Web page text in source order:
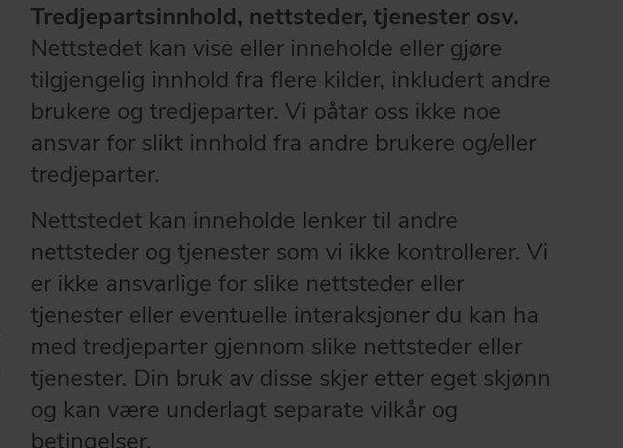
Tredjepartsinnhold, nettsteder, tjenester osv.
Nettstedet kan vise eller inneholde eller gjøre
tilgjengelig innhold fra flere kilder, inkludert andre
brukere og tredjeparter. Vi påtar oss ikke noe
ansvar for slikt innhold fra andre brukere og/eller
tredjeparter.
Nettstedet kan inneholde lenker til andre
nettsteder og tjenester som vi ikke kontrollerer. Vi
er ikke ansvarlige for slike nettsteder eller
tjenester eller eventuelle interaksjoner du kan ha
med tredjeparter gjennom slike nettsteder eller
tjenester. Din bruk av disse skjer etter eget skjønn
og kan være underlagt separate vilkår og
betingelser.